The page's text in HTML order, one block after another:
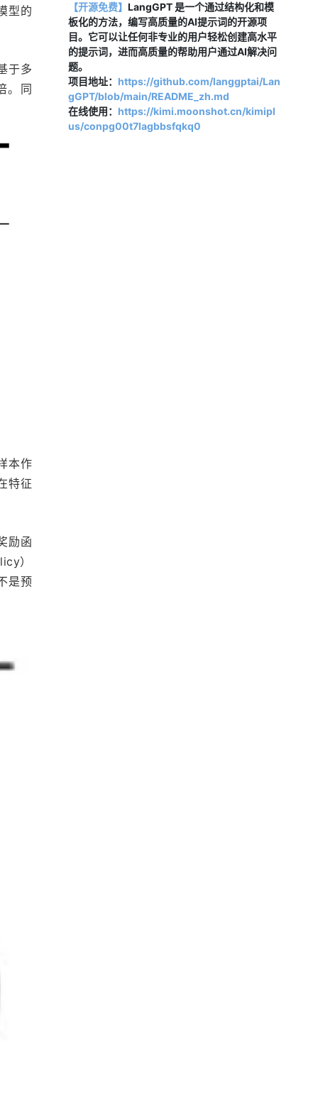
型的
于多
。同
本作
特征
励函
）
是预
【开源免费】 LangGPT 是一个通过结构化和模
板化的方法，编写高质量的AI提示词的开源项
目。它可以让任何非专业的用户轻松创建高水平
的提示词，进而高质量的帮助用户通过AI解决问
题。
项目地址： https://github.com/langgptai/Lan
gGPT/blob/main/README_zh.md
在线使用： https://kimi.moonshot.cn/kimipl
us/conpg00t7lagbbsfqkq0